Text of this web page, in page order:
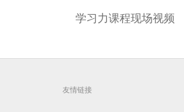
学习力课程现场视频
友情链接